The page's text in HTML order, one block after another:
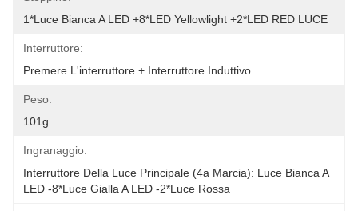
1*Luce Bianca A LED +8*LED Yellowlight +2*LED RED LUCE
Interruttore:
Premere L'interruttore + Interruttore Induttivo
Peso:
101g
Ingranaggio:
Interruttore Della Luce Principale (4a Marcia): Luce Bianca A
LED -8*Luce Gialla A LED -2*Luce Rossa